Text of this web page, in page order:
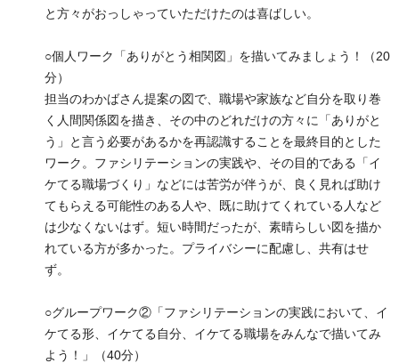
と方々がおっしゃっていただけたのは喜ばしい。
○個人ワーク「ありがとう相関図」を描いてみましょう！（20
分）
担当のわかばさん提案の図で、職場や家族など自分を取り巻
く人間関係図を描き、その中のどれだけの方々に「ありがと
う」と言う必要があるかを再認識することを最終目的とした
ワーク。ファシリテーションの実践や、その目的である「イ
ケてる職場づくり」などには苦労が伴うが、良く見れば助け
てもらえる可能性のある人や、既に助けてくれている人など
は少なくないはず。短い時間だったが、素晴らしい図を描か
れている方が多かった。プライバシーに配慮し、共有はせ
ず。
○グループワーク②「ファシリテーションの実践において、イ
ケてる形、イケてる自分、イケてる職場をみんなで描いてみ
よう！」（40分）